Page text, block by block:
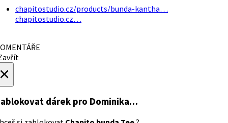
chapitostudio.cz/products/bunda-kantha…
chapitostudio.cz…
dárek pro Dominika…